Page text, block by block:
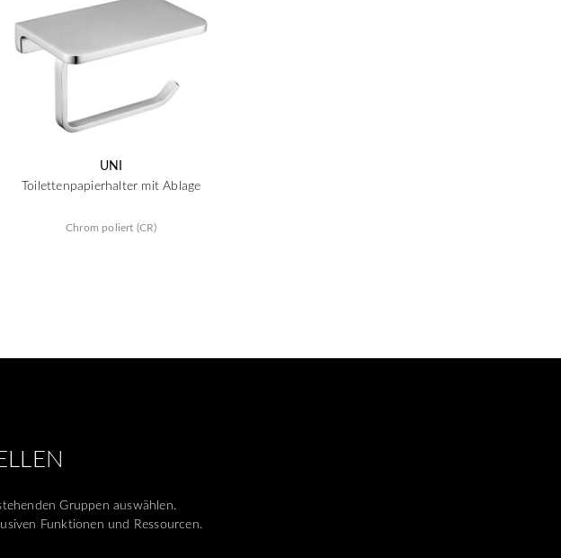
UNI
Toilettenpapierhalter mit Ablage
Chrom poliert (CR)
Gruppen auswählen.
Funktionen und Ressourcen.